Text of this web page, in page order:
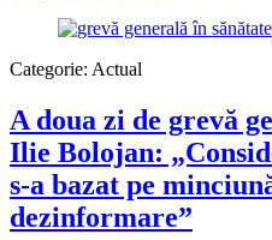
Categorie: Actual
A doua zi de grevă
Ilie Bolojan:
s-a bazat pe
dezinformare”